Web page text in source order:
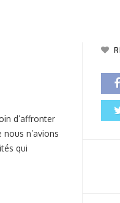
d’affronter
n’avions
qui